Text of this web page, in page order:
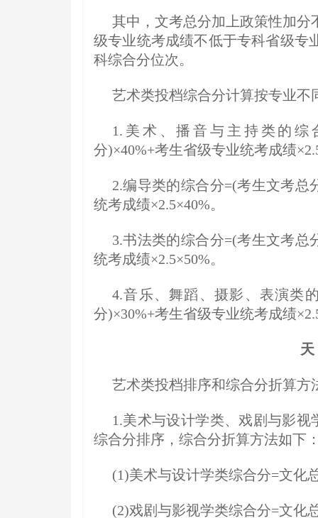
其中，文考总分加上政策性加
级专业统考成绩不低于专科省级专
科综合分位次。
艺术类投档综合分计算按专业不
1.美术、播音与主持类的
分)×40%+考生省级专业统考成绩
2.编导类的综合分=(考生文考总
统考成绩×2.5×40%。
3.书法类的综合分=(考生文考总
统考成绩×2.5×50%。
4.音乐、舞蹈、摄影、表演类
分)×30%+考生省级专业统考成绩
天
艺术类投档排序和综合分折算方
1.美术与设计学类、戏剧与影
综合分排序，综合分折算方法如下
(1)美术与设计学类综合分=文化
(2)戏剧与影视学类综合分=文化